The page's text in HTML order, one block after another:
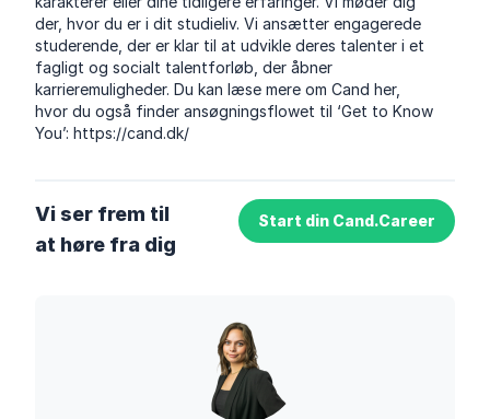
der, hvor du er i dit studieliv. Vi ansætter engagerede
studerende, der er klar til at udvikle deres talenter i et
fagligt og socialt talentforløb, der åbner
karrieremuligheder. Du kan læse mere om Cand her,
hvor du også finder ansøgningsflowet til ‘Get to Know
You’:https://cand.dk/
Vi ser frem til
at høre fra dig
Start din Cand.Career